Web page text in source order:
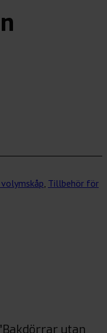
, Tillbehör för